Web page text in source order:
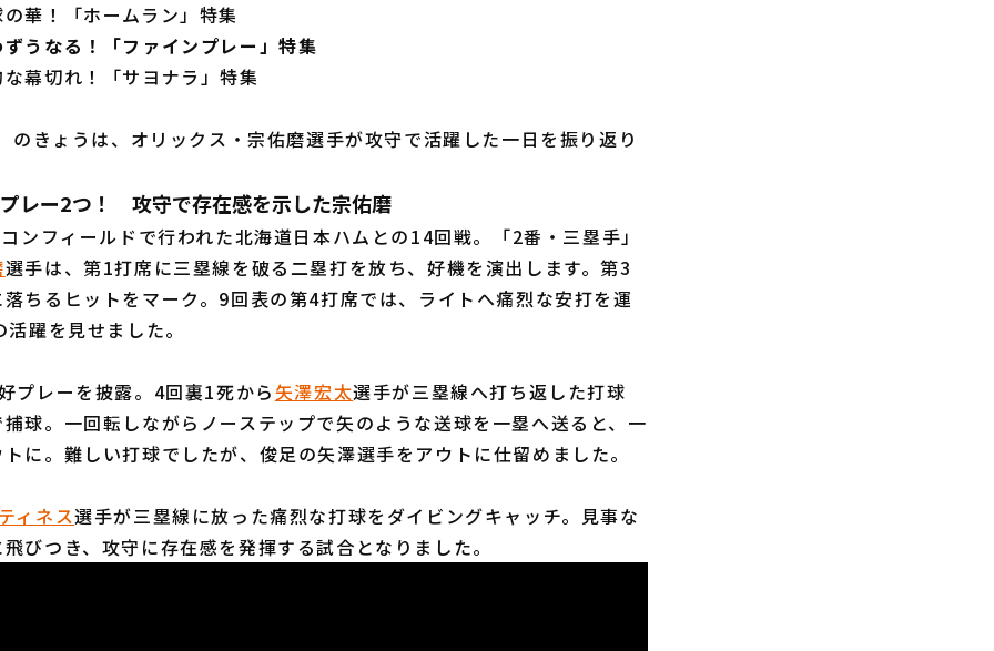
華！「ホームラン」特集
うなる！「ファインプレー」特集
幕切れ！「サヨナラ」特集
きょうは、オリックス・宗佑磨選手が攻守で活躍した一日を振り返り
レー2つ！ 攻守で存在感を示した宗佑磨
フィールドで行われた北海道日本ハムとの14回戦。「2番・三塁手」
選手は、第1打席に三塁線を破る二塁打を放ち、好機を演出します。第3
ちるヒットをマーク。9回表の第4打席では、ライトへ痛烈な安打を運
躍を見せました。
レーを披露。4回裏1死から矢澤宏太選手が三塁線へ打ち返した打球
球。一回転しながらノーステップで矢のような送球を一塁へ送ると、一
に。難しい打球でしたが、俊足の矢澤選手をアウトに仕留めました。
ィネス選手が三塁線に放った痛烈な打球をダイビングキャッチ。見事な
びつき、攻守に存在感を発揮する試合となりました。